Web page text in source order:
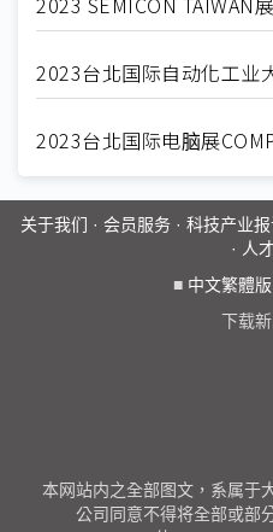
2023台北国际自动化工业
2023台北国际电脑展
关于我们 · 会员服务· 科技产业报
· 人
■ 中文繁體版
下载
本网站内之全部图文，系属于
公司同意不得将全部或部